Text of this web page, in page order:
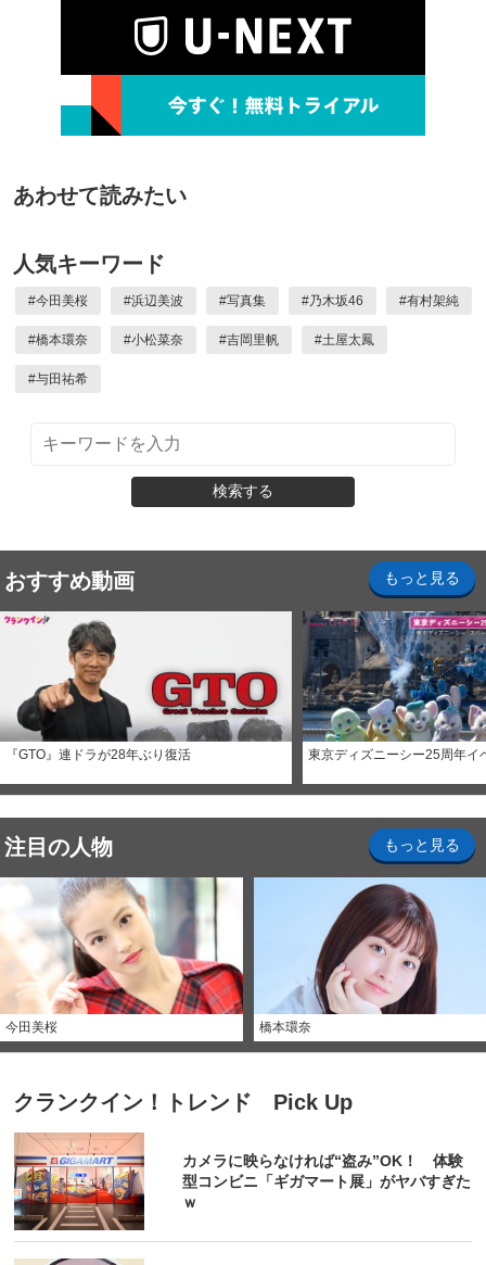
あわせて読みたい
人気キーワード
#今田美桜 #浜辺美波 #写真集 #乃木坂46 #有村架純
#橋本環奈 #小松菜奈 #吉岡里帆 #土屋太鳳
#与田祐希
検索する
おすすめ動画 もっと見る
『GTO』連ドラが28年ぶり復活 東京ディズニーシー25周年イ
注目の人物 もっと見る
今田美桜 橋本環奈
クランクイン！トレンド Pick Up
カメラに映らなければ“盗み”OK！ 体験
型コンビニ「ギガマート展」がヤバすぎた
ｗ